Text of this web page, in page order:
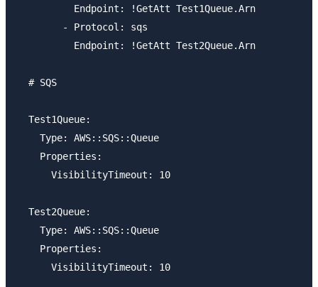
          Endpoint: !GetAtt Test1Queue.Arn
        - Protocol: sqs
          Endpoint: !GetAtt Test2Queue.Arn
  # SQS
  Test1Queue:
    Type: AWS::SQS::Queue
    Properties:
      VisibilityTimeout: 10
  Test2Queue:
    Type: AWS::SQS::Queue
    Properties:
      VisibilityTimeout: 10